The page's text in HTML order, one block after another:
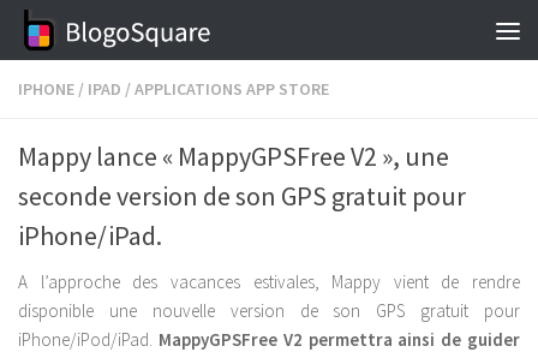
Skip to content
IPHONE / IPAD /APPLICATIONS APP STORE
Mappy lance « MappyGPSFree V2 », une
seconde version de son GPS gratuit pour
iPhone/iPad.
A l’approche des vacances estivales, Mappy vient de rendre
disponible une nouvelle version de son GPS gratuit pour
iPhone/iPod/iPad. MappyGPSFree V2 permettra ainsi de guider